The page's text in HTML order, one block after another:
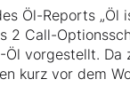
Öl-Reports „Öl
2 Call-
vorgestellt. Da
kurz vor dem